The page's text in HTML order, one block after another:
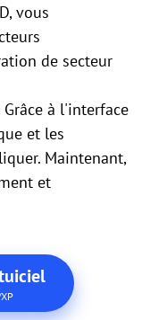
vous
de secteur
Grâce à l'interface
et les
Maintenant,
et